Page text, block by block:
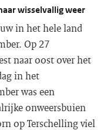
wisselvallig weer
in het hele land
Op 27
naar oost over het
in het
was een
onweersbuien
op Terschelling viel